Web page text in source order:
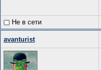
Не в сети
avanturist